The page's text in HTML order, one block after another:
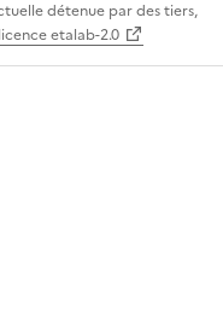
détenue par des tiers,
licence etalab-2.0